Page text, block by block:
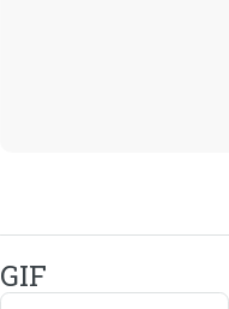
GIF